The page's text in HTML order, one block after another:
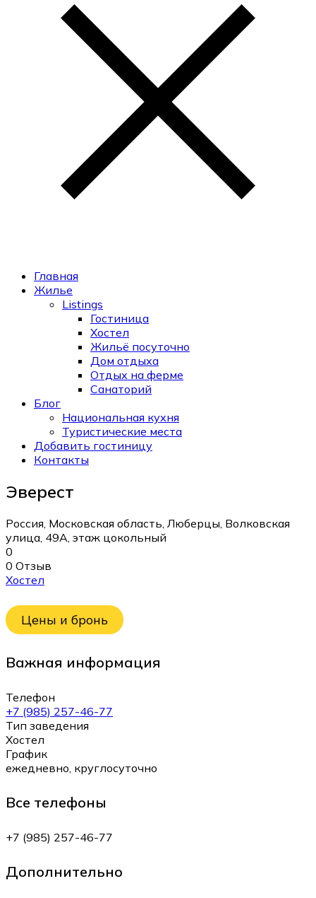
Главная
Жилье
Listings
Гостиница
Хостел
Жильё посуточно
Дом отдыха
Отдых на ферме
Санаторий
Блог
Национальная кухня
Туристические места
Добавить гостиницу
Контакты
Эверест
Россия, Московская область, Люберцы, Волковская
улица, 49А, этаж цокольный
0
0 Отзыв
Хостел
Цены и бронь
Важная информация
Телефон
+7 (985) 257-46-77
Тип заведения
Хостел
График
ежедневно, круглосуточно
Все телефоны
+7 (985) 257-46-77
Дополнительно